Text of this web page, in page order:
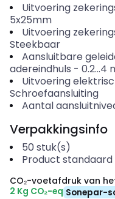
Uitvoering
5x25mm
Uitvoering
Steekbaar
Aansluitbare
adereindhuls - 0.2...4
Uitvoering
Schroefaansluiting
Aantal
Verpakkingsinfo
50 stuk(s)
Product
CO₂-voetafdruk van
2 Kg CO₂-eq Sonepar-